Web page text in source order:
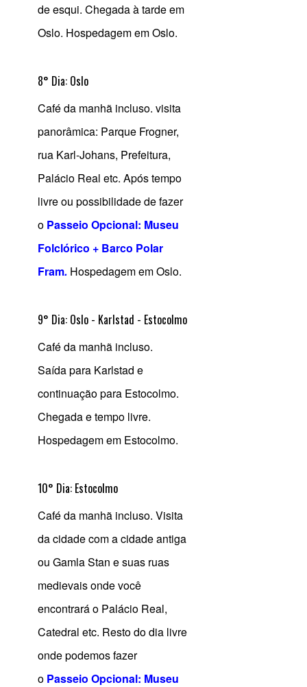
de esqui. Chegada à tarde em
Oslo. Hospedagem em Oslo.
8° Dia: Oslo
Café da manhã incluso. visita
panorâmica: Parque Frogner,
rua Karl-Johans, Prefeitura,
Palácio Real etc. Após tempo
livre ou possibilidade de fazer
o Passeio Opcional: Museu
Folclórico + Barco Polar
Fram. Hospedagem em Oslo.
9° Dia: Oslo - Karlstad - Estocolmo
Café da manhã incluso.
Saída para Karlstad e
continuação para Estocolmo.
Chegada e tempo livre.
Hospedagem em Estocolmo.
10° Dia: Estocolmo
Café da manhã incluso. Visita
da cidade com a cidade antiga
ou Gamla Stan e suas ruas
medievais onde você
encontrará o Palácio Real,
Catedral etc. Resto do dia livre
onde podemos fazer
o Passeio Opcional: Museu